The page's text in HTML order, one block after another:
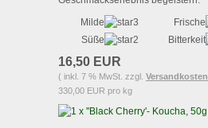
Milde
Frische
Süße
Bitterkeit
16,50 EUR
( inkl. 7 % MwSt. zzgl. Versandkosten
330,00 EUR pro kg